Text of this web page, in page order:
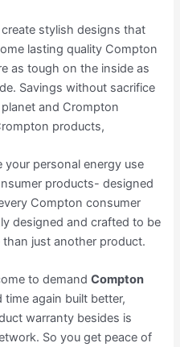
stylish designs that
lasting quality Compton
as tough on the inside as
Savings without sacrifice
and Crompton
products,
personal energy use
products- designed
Compton consumer
designed and crafted to be
just another product.
to demandCompton
again built better,
warranty besides is
So you get peace of